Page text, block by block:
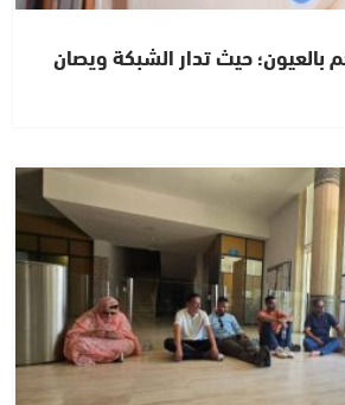
بالعيون؛ حيث تدار الشبكة ويصان